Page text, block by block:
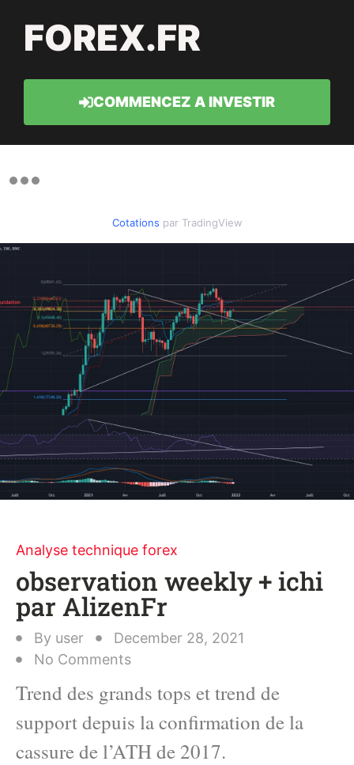
FOREX.FR
COMMENCEZ A INVESTIR
Cotations par TradingView
Analyse technique forex
observation weekly + ichi
par AlizenFr
By user
December 28, 2021
No Comments
Trend des grands tops et trend de
support depuis la confirmation de la
cassure de l’ATH de 2017.